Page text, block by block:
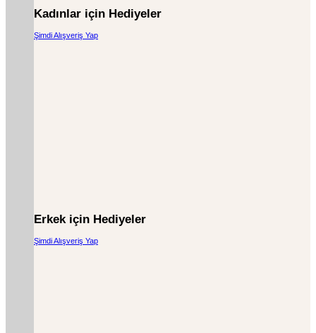
Kadınlar için Hediyeler
Şimdi Alışveriş Yap
Erkek için Hediyeler
Şimdi Alışveriş Yap